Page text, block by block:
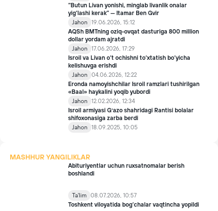
“Butun Livan yonishi, minglab livanlik onalar
yig‘lashi kerak” — Itamar Ben Gvir
Jahon
19.06.2026, 15:12
AQSh BMTning oziq-ovqat dasturiga 800 million
dollar yordam ajratdi
Jahon
17.06.2026, 17:29
Isroil va Livan o‘t ochishni to‘xtatish bo‘yicha
kelishuvga erishdi
Jahon
04.06.2026, 12:22
Eronda namoyishchilar Isroil ramzlari tushirilgan
«Baal» haykalini yoqib yubordi
Jahon
12.02.2026, 12:34
Isroil armiyasi Gʻazo shahridagi Rantisi bolalar
shifoxonasiga zarba berdi
Jahon
18.09.2025, 10:05
MASHHUR YANGILIKLAR
Abituriyentlar uchun ruxsatnomalar berish
boshlandi
Ta'lim 08.07.2026, 10:57
Toshkent viloyatida bog‘chalar vaqtincha yopildi